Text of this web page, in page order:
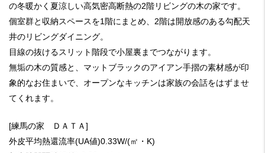
の冬暖かく夏涼しい高気密高断熱の2階リビングの木の家です。
個室群と収納スペースを1階にまとめ、2階は開放感のある勾配天
井のリビングダイニング。
目線の抜けるスリット階段で小屋裏までつながります。
無垢の木の質感と、マットブラックのアイアン手摺の素材感が印
象的なお住まいで、オープンなキッチンは家族の会話をはずませ
てくれます。
[練馬の家 ＤＡＴＡ]
外皮平均熱還流率(UA値)0.33W/(㎡・K)